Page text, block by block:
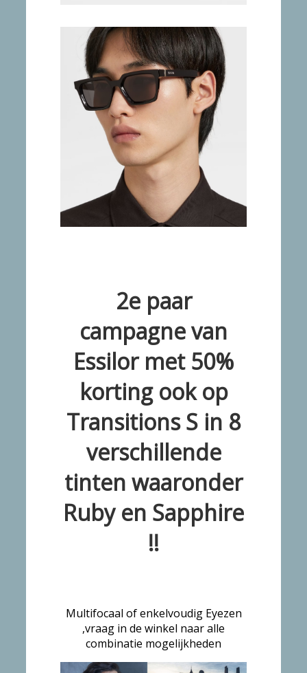
2e paar
campagne van
Essilor met 50%
korting ook op
Transitions S in 8
verschillende
tinten waaronder
Ruby en Sapphire
!!
Multifocaal of enkelvoudig Eyezen
,vraag in de winkel naar alle
combinatie mogelijkheden